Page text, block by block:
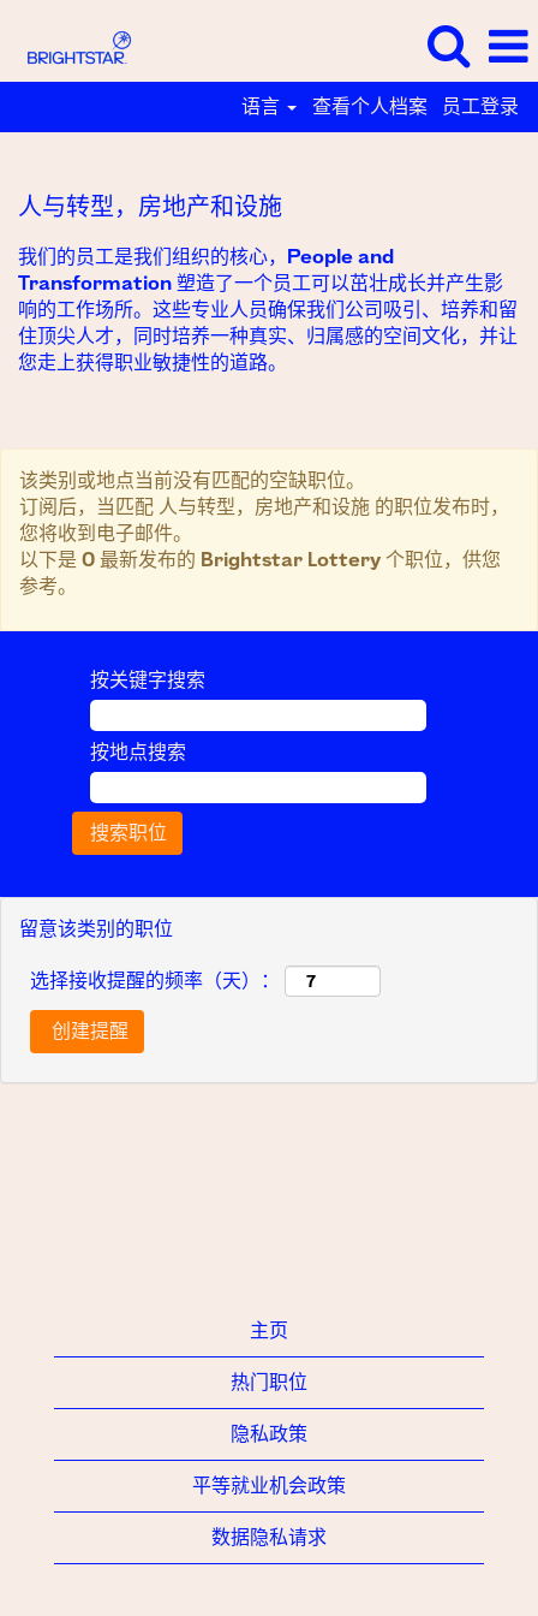
语言 查看个人档案 员工登录
转
房
地
产
和
设
人与转型，房地产和设施
我们的员工是我们组织的核心，People and
Transformation 塑造了一个员工可以茁壮成长并产生影
响的工作场所。这些专业人员确保我们公司吸引、培养和留
住顶尖人才，同时培养一种真实、归属感的空间文化，并让
您走上获得职业敏捷性的道路。
该类别或地点当前没有匹配的空缺职位。
订阅后，当匹配 人与转型，房地产和设施 的职位发布时，
您将收到电子邮件。
以下是 0 最新发布的 Brightstar Lottery 个职位，供您
参考。
按关键字搜索
按地点搜索
留意该类别的职位
选择接收提醒的频率（天）：
主页
热门职位
隐私政策
平等就业机会政策
数据隐私请求